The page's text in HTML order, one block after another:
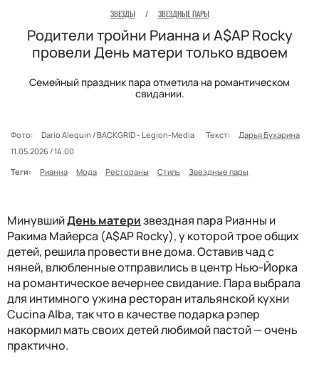
ЗВЕЗДЫ / ЗВЕЗДНЫЕ ПАРЫ
Родители тройни Рианна и A$AP Rocky
провели День матери только вдвоем
Семейный праздник пара отметила на романтическом
свидании.
Фото: Dario Alequin / BACKGRID - Legion-Media Текст:
Дарья Бухарина
11.05.2026 / 14:00
Теги:
Рианна Мода Рестораны Стиль Звездные пары
МинувшийДень материзвездная пара Рианны и
Ракима Майерса (A$AP Rocky), у которой трое общих
детей, решила провести вне дома. Оставив чад с
няней, влюбленные отправились в центр Нью-Йорка
на романтическое вечернее свидание. Пара выбрала
для интимного ужина ресторан итальянской кухни
Cucina Alba, так что в качестве подарка рэпер
накормил мать своих детей любимой пастой — очень
практично.